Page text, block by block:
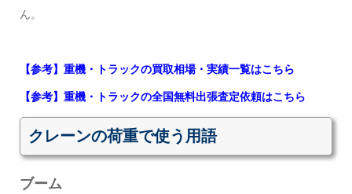
ん。
【参考】重機・トラックの買取相場・実績一覧はこちら
【参考】重機・トラックの全国無料出張査定依頼はこちら
クレーンの荷重で使う用語
ブーム